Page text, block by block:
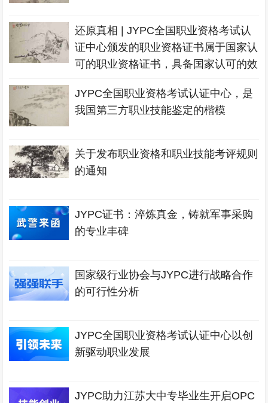
还原真相 | JYPC全国职业资格考试认
证中心颁发的职业资格证书属于国家认
可的职业资格证书，具备国家认可的效
JYPC全国职业资格考试认证中心，是
我国第三方职业技能鉴定的楷模
关于发布职业资格和职业技能考评规则
的通知
JYPC证书：淬炼真金，铸就军事采购
的专业丰碑
国家级行业协会与JYPC进行战略合作
的可行性分析
JYPC全国职业资格考试认证中心以创
新驱动职业发展
JYPC助力江苏大中专毕业生开启OPC